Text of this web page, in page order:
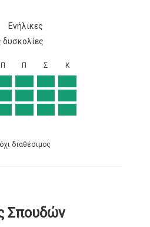
Ενήλικες
δυσκολίες
Π Π Σ Κ
διαθέσιμος
Σπουδών